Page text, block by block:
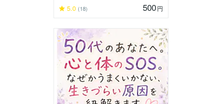
5.0 (18) 500円